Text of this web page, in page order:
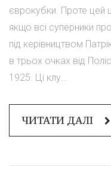
єврокубки. Проте цей
якщо всі суперники
під керівництвом
в трьох очках від
1925. Ці клу...
ЧИТАТИ ДАЛІ